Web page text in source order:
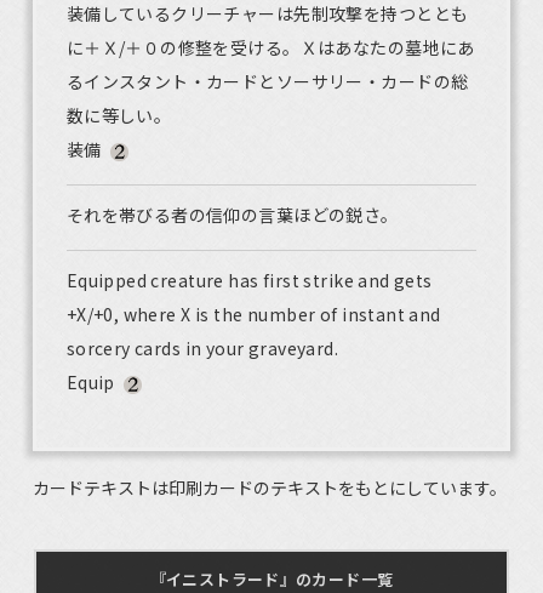
装備しているクリーチャーは先制攻撃を持つととも
に＋Ｘ/＋０の修整を受ける。Ｘはあなたの墓地にあ
るインスタント・カードとソーサリー・カードの総
数に等しい。
装備
それを帯びる者の信仰の言葉ほどの鋭さ。
Equipped creature has first strike and gets
+X/+0, where X is the number of instant and
sorcery cards in your graveyard.
Equip
カードテキストは印刷カードのテキストをもとにしています。
『イニストラード』のカード一覧